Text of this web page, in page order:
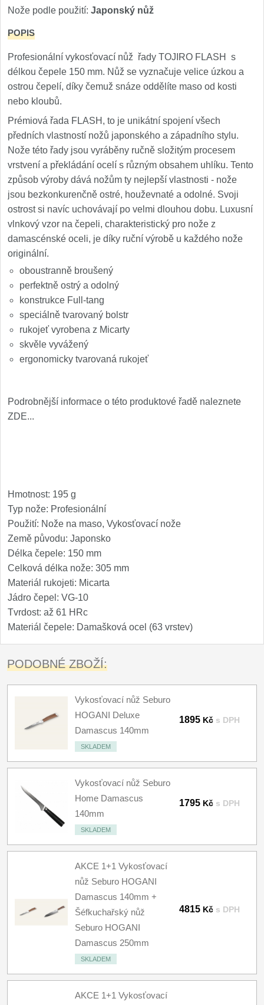
Nože podle použití: Japonský nůž
POPIS
Profesionální vykosťovací nůž řady TOJIRO FLASH s
délkou čepele 150 mm. Nůž se vyznačuje velice úzkou a
ostrou čepelí, díky čemuž snáze oddělíte maso od kosti
nebo kloubů.
Prémiová řada FLASH, to je unikátní spojení všech
předních vlastností nožů japonského a západního stylu.
Nože této řady jsou vyráběny ručně složitým procesem
vrstvení a překládání ocelí s různým obsahem uhlíku. Tento
způsob výroby dává nožům ty nejlepší vlastnosti - nože
jsou bezkonkurenčně ostré, houževnaté a odolné. Svoji
ostrost si navíc uchovávají po velmi dlouhou dobu. Luxusní
vlnkový vzor na čepeli, charakteristický pro nože z
damascénské oceli, je díky ruční výrobě u každého nože
originální.
oboustranně broušený
perfektně ostrý a odolný
konstrukce Full-tang
speciálně tvarovaný bolstr
rukojeť vyrobena z Micarty
skvěle vyvážený
ergonomicky tvarovaná rukojeť
Podrobnější informace o této produktové řadě naleznete
ZDE...
Hmotnost: 195 g
Typ nože: Profesionální
Použití: Nože na maso, Vykosťovací nože
Země původu: Japonsko
Délka čepele: 150 mm
Celková délka nože: 305 mm
Materiál rukojeti: Micarta
Jádro čepel: VG-10
Tvrdost: až 61 HRc
Materiál čepele: Damašková ocel (63 vrstev)
PODOBNÉ ZBOŽÍ:
Vykosťovací nůž Seburo
HOGANI Deluxe
Damascus 140mm
SKLADEM
1895 Kč s DPH
Vykosťovací nůž Seburo
Home Damascus
140mm
SKLADEM
1795 Kč s DPH
AKCE 1+1 Vykosťovací
nůž Seburo HOGANI
Damascus 140mm +
Šéfkuchařský nůž
Seburo HOGANI
Damascus 250mm
SKLADEM
4815 Kč s DPH
AKCE 1+1 Vykosťovací